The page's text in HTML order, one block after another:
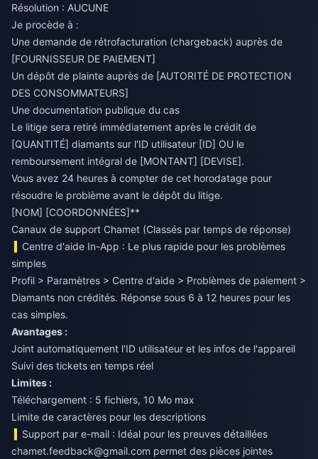
Résolution : AUCUNE
Je procède à :
Une demande de rétrofacturation (chargeback) auprès de
[FOURNISSEUR DE PAIEMENT]
Un dépôt de plainte auprès de [AUTORITÉ DE PROTECTION
DES CONSOMMATEURS]
Une documentation publique du cas
Le litige sera retiré immédiatement après le crédit de
[QUANTITÉ] diamants sur l'ID utilisateur [ID] OU le
remboursement intégral de [MONTANT] [DEVISE].
Vous avez 24 heures à compter de cet horodatage pour
résoudre le problème avant le dépôt du litige.
[NOM] [COORDONNÉES]**
Canaux de support Chamet (Classés par temps de réponse)
Centre d'aide In-App : Le plus rapide pour les problèmes
simples
Profil > Paramètres > Centre d'aide > Problèmes de paiement >
Diamants non crédités. Réponse sous 6 à 12 heures pour les
cas simples.
Avantages :
Joint automatiquement l'ID utilisateur et les infos de l'appareil
Suivi des tickets en temps réel
Limites :
Téléchargement : 5 fichiers, 10 Mo max
Limite de caractères pour les descriptions
Support par e-mail : Idéal pour les preuves détaillées
chamet.feedback@gmail.com permet des pièces jointes